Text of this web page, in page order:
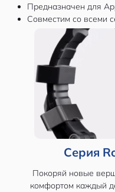
Предназначен для
Совместим со всеми
Серия
Покоряй новые
комфортом каждый